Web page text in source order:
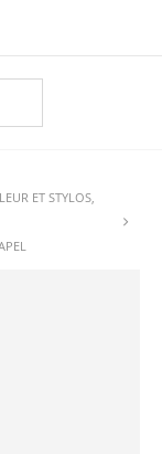
ET STYLOS,